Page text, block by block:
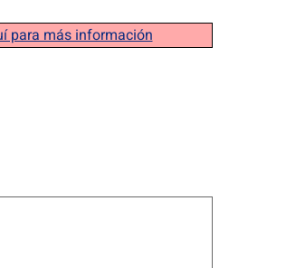
para más información